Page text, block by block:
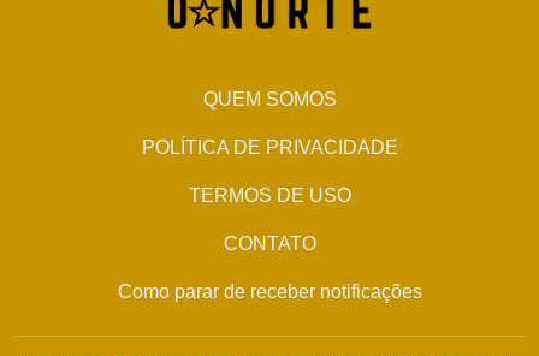
QUEM SOMOS
POLÍTICA DE PRIVACIDADE
TERMOS DE USO
CONTATO
Como parar de receber notificações